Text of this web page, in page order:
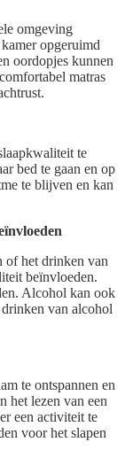
omgeving
opgeruimd
oordopjes kunnen
matras
te
bed te gaan en op
te blijven en kan
of het drinken van
beïnvloeden.
Alcohol kan ook
van alcohol
te ontspannen en
het lezen van een
een activiteit te
voor het slapen